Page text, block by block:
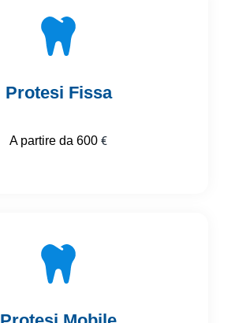
Protesi Fissa
A partire da 600 €